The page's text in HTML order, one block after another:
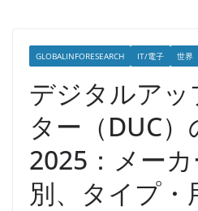
GLOBALINFORESEARCH IT/電子 世界
デジタルア
ター（DUC
2025：メー
別、タイプ・